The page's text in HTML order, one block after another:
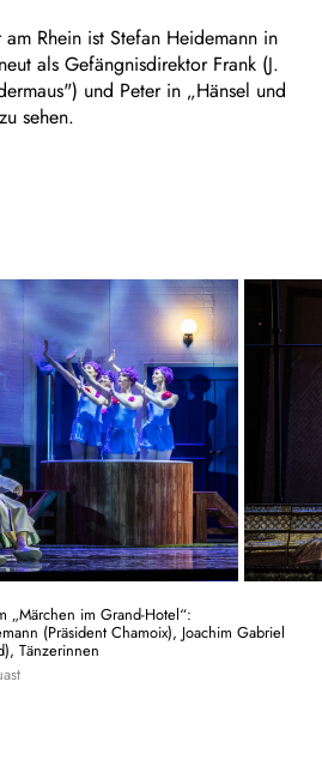
Rhein ist Stefan Heidemann in
als Gefängnisdirektor Frank (J.
und Peter in „Hänsel und
sehen.
„Märchen im Grand-Hotel“:
(Präsident Chamoix), Joachim Gabriel
Tänzerinnen